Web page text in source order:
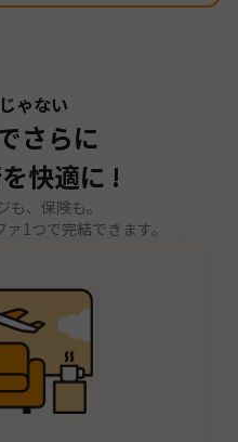
ゃない
さらに
快適に !
も、保険も。
1つで完結できます。